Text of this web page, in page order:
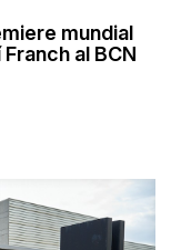
mundial
al BCN